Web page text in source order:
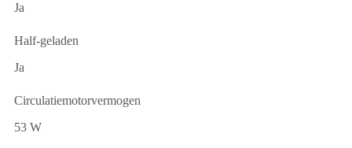
Ja
Half-geladen
Ja
Circulatiemotorvermogen
53 W